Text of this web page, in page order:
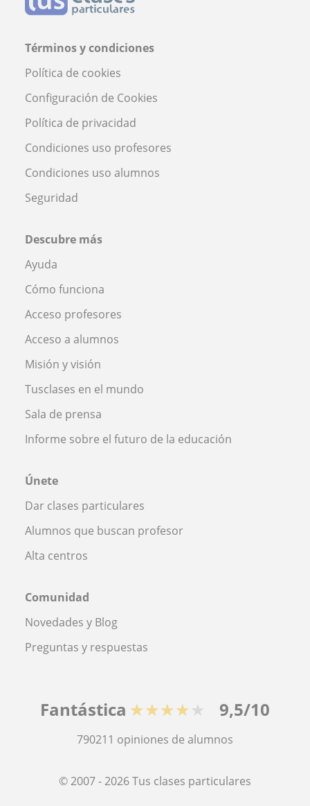
Términos y condiciones
Política de cookies
Configuración de Cookies
Política de privacidad
Condiciones uso profesores
Condiciones uso alumnos
Seguridad
Descubre más
Ayuda
Cómo funciona
Acceso profesores
Acceso a alumnos
Misión y visión
Tusclases en el mundo
Sala de prensa
Informe sobre el futuro de la educación
Únete
Dar clases particulares
Alumnos que buscan profesor
Alta centros
Comunidad
Novedades y Blog
Preguntas y respuestas
Fantástica ★★★★★ 9,5/10
790211 opiniones de alumnos
© 2007 - 2026 Tus clases particulares